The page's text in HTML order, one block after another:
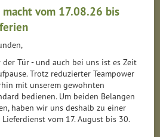
vom 17.08.26 bis
Tür - und auch bei uns ist es Zeit
Trotz reduzierter Teampower
mit unserem gewohnten
bedienen. Um beiden Belangen
haben wir uns deshalb zu einer
vom 17. August bis 30.
Ernährung Allergene